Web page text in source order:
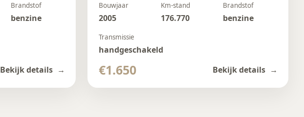
Brandstof
benzine
Bekijk details
Bouwjaar
2005
Km-stand
176.770
Brandstof
benzine
Transmissie
handgeschakeld
€1.650 Bekijk details